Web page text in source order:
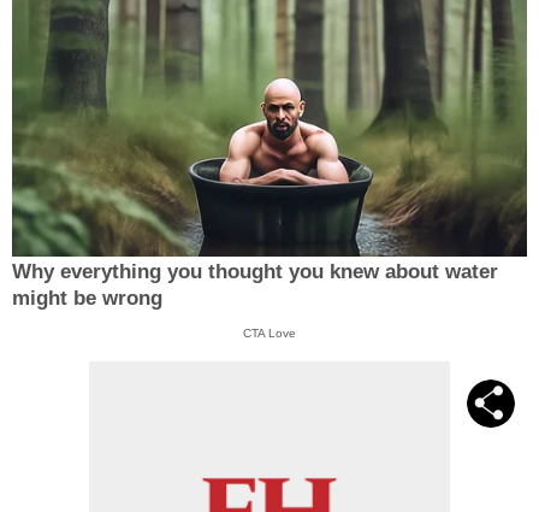
Why everything you thought you knew about water
might be wrong
CTA Love